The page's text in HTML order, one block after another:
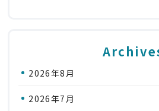
2026年8月
2026年7月